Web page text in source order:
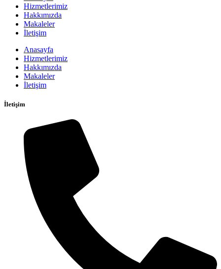
Hizmetlerimiz
Hakkımızda
Makaleler
İletişim
Anasayfa
Hizmetlerimiz
Hakkımızda
Makaleler
İletişim
İletişim